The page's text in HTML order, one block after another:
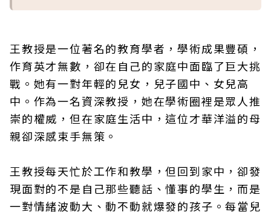
王教授是一位著名的教育學者，學術成果豐碩，
作育英才無數，卻在自己的家庭中面臨了巨大挑
戰。她有一對年輕的兒女，兒子國中、女兒高
中。作為一名資深教授，她在學術圈裡是眾人推
崇的權威，但在家庭生活中，這位才華洋溢的母
親卻深感束手無策。
王教授每天忙於工作和教學，但回到家中，卻發
現面對的不是自己那些聽話、懂事的學生，而是
一對情緒波動大、動不動就爆發的孩子。每當兒